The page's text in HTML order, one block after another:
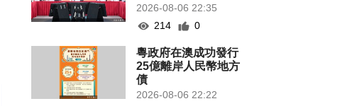
2026-08-06 22:35
214
0
粵政府在澳成功發行
25億離岸人民幣地方
債
2026-08-06 22:22